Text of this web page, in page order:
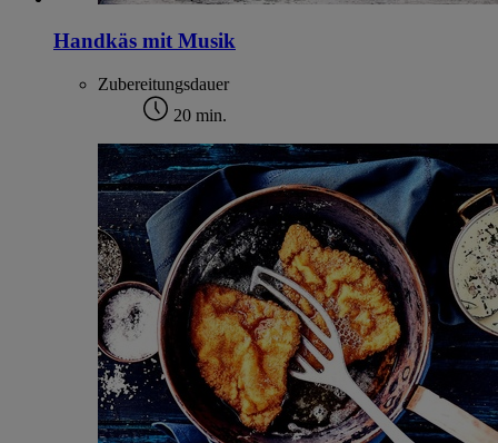
Handkäs mit Musik
Zubereitungsdauer
20 min.